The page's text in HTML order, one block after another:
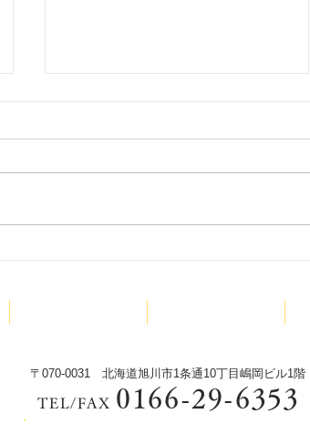
〒070-0031 北海道旭川市1条通10丁目嶋岡ビル1階
TEL/FAX 0166-29-6353